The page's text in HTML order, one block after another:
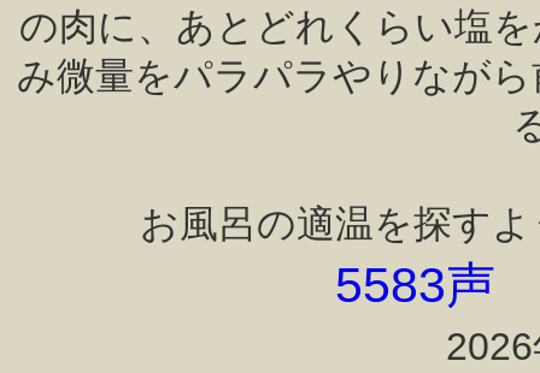
の肉に、あとどれくらい塩
み微量をパラパラやりなが
お風呂の適温を探す
5583声